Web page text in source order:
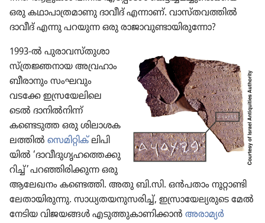
ഒരു കഥാപാ​ത്ര​മാ​ണു ദാവീദ്‌ എന്നാണ്‌. വാസ്‌ത​വ​ത്തിൽ
ദാവീദ്‌ എന്നു പറയുന്ന ഒരു രാജാ​വു​ണ്ടാ​യി​രു​ന്നോ?
1993-ൽ പുരാ​വ​സ്‌തു​ശാ​
സ്‌ത്ര​ജ്ഞ​നായ അവ്രഹാം
ബീരാ​നും സംഘവും
വടക്കേ ഇസ്ര​യേ​ലി​ലെ
ടെൽ ദാനിൽനിന്ന്‌
കണ്ടെടുത്ത ഒരു ശിലാ​ശ​ക​
ല​ത്തിൽ സെമി​റ്റിക്‌ലിപി​
യിൽ ‘ദാവീ​ദു​ഗൃ​ഹ​ത്തെ​ക്കു​
റിച്ച്‌’ പറഞ്ഞി​രി​ക്കുന്ന ഒരു
ആലേഖനം കണ്ടെത്തി. അതു ബി.സി. ഒൻപതാം നൂറ്റാ​ണ്ടി​
ലേ​താ​യി​രു​ന്നു. സാധ്യ​ത​യ​നു​സ​രിച്ച്‌, ഇസ്രാ​യേ​ല്യ​രു​ടെ മേൽ
നേടിയ വിജയങ്ങൾ എടുത്തു​കാ​ണി​ക്കാൻ അരാമ്യർ